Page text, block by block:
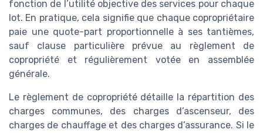
fonction de l’utilité objective des services pour chaque
lot. En pratique, cela signifie que chaque copropriétaire
paie une quote-part proportionnelle à ses tantièmes,
sauf clause particulière prévue au règlement de
copropriété et régulièrement votée en assemblée
générale.
Le règlement de copropriété détaille la répartition des
charges communes, des charges d’ascenseur, des
charges de chauffage et des charges d’assurance. Si le